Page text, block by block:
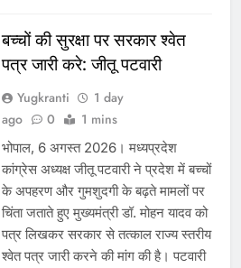
बच्चों की सुरक्षा पर सरकार श्वेत
पत्र जारी करे: जीतू पटवारी
Yugkranti
1 day
ago
0 1 mins
भोपाल, 6 अगस्त 2026। मध्यप्रदेश
कांग्रेस अध्यक्ष जीतू पटवारी ने प्रदेश में बच्चों
के अपहरण और गुमशुदगी के बढ़ते मामलों पर
चिंता जताते हुए मुख्यमंत्री डॉ. मोहन यादव को
पत्र लिखकर सरकार से तत्काल राज्य स्तरीय
श्वेत पत्र जारी करने की मांग की है। पटवारी